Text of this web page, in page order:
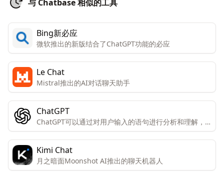
与 Chatbase 相似的工具
Bing新必应
微软推出的新版结合了ChatGPT功能的必应
Le Chat
Mistral推出的AI对话聊天助手
ChatGPT
ChatGPT可以通过对用户输入的语句进行分析和理解，
生成符合语境和逻辑的自然语言回复。
Kimi Chat
月之暗面Moonshot AI推出的聊天机器人